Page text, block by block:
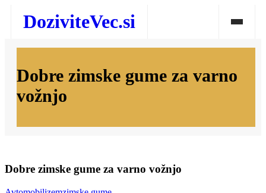
contentDoziviteVec.si
Domov
Vse za dom
Storitve in trgovina
Dobre zimske gume za varno
vožnjo
Dobre zimske gume za varno vožnjo